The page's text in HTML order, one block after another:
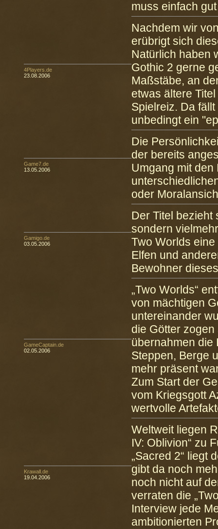
muss einfach
4Players.de
23.08.2006
Nachdem wir
erübrigt sich
Natürlich haben
Gothic 2 gerne
Maßstäbe, an
etwas ältere
Spielreiz. Da
unbedingt ein
Game7.de
13.05.2006
Die
der bereits
Umgang mit
oder
Gamigo.de
03.05.2006
Der Titel
sondern
Two Worlds
Elfen und
Bewohner
GameCaptain.de
02.05.2006
„Two Worlds“
von mächtigen
untereinander
die Götter
übernahmen die
Steppen, Berge
mehr präsent
Zum Start der
vom Kriegsgott
wertvolle
Krawall.de
19.04.2006
Weltweit liegen
IV: Oblivion“ zu
„Sacred 2“ liegt
gibt da noch
noch nicht auf
verraten die
Interview jede
ambitionierten